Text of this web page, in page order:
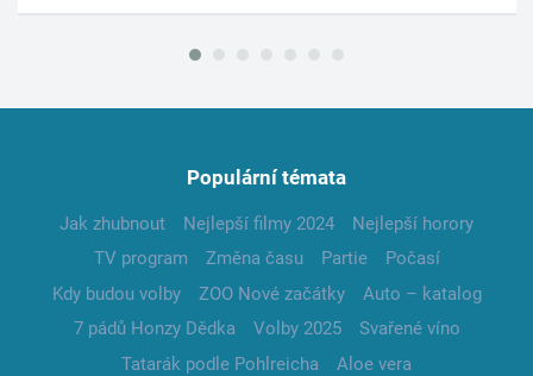
Populární témata
Jak zhubnout Nejlepší filmy 2024
Nejlepší horory
TV program
Změna času Partie
Počasí
Kdy budou volby
ZOO Nové začátky
Auto – katalog
7 pádů Honzy Dědka
Volby 2025
Svařené víno
Tatarák podle Pohlreicha
Aloe vera